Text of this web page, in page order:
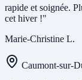
rapide et soignée.
cet hiver !"
Marie-Christine L.
Caumont-sur-